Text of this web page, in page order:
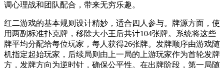
调心理战和团队配合，带来无穷乐趣。
红二游戏的基本规则设计精妙，适合四人参与。牌源方面，使
用两副标准扑克牌，移除大小王后共计104张牌。系统将这些
牌平均分配给每位玩家，每人获得26张牌。发牌顺序由游戏随
机指定起始玩家，后续局则由上一局的上游玩家作为首轮发牌
方，发牌方向为逆时针，确保公平性。在出牌阶段，第一局随